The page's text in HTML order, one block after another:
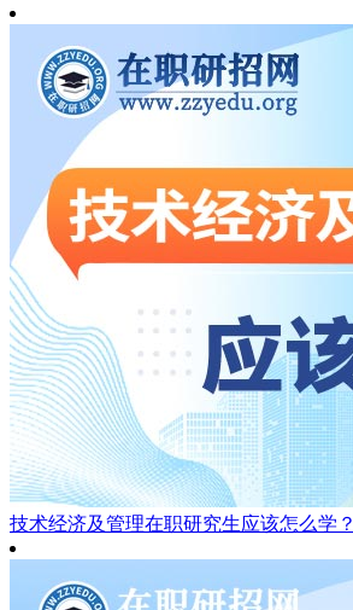
技术经济及管理在职研究生应该怎么学？